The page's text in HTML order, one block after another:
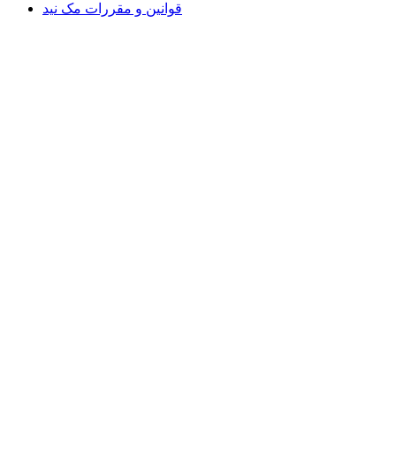
قوانین و مقررات مک نید